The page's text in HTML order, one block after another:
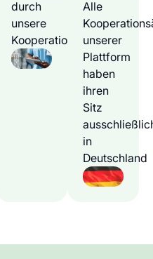
durch
unsere
Kooperationsärzte
Alle
unserer
Plattform
haben
ihren
Sitz
in
Deutschland